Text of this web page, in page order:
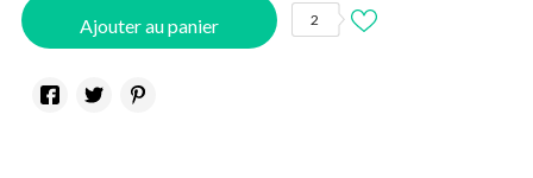
Ajouter au panier 2